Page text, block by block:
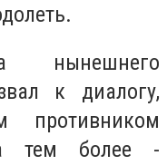
нынешнего
к диалогу,
противником
тем более -